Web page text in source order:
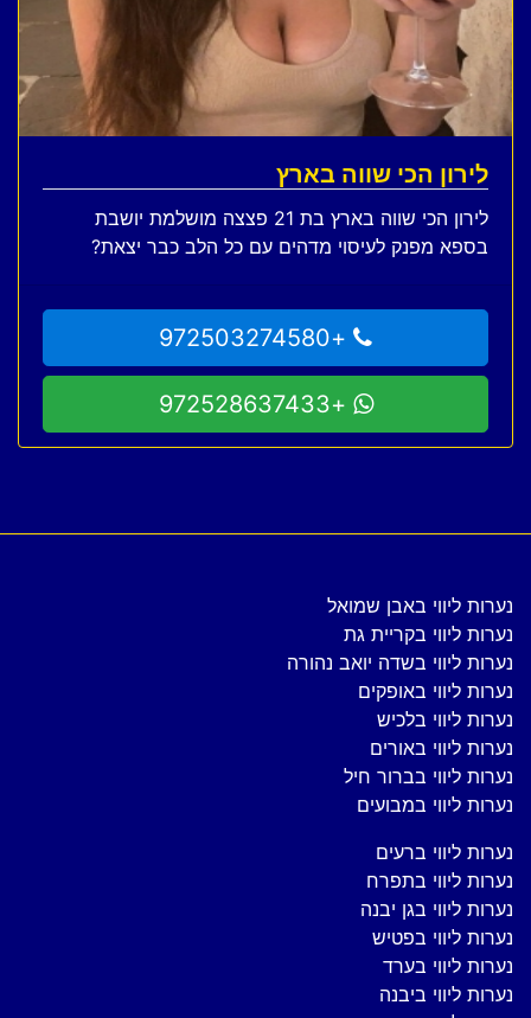
לירון הכי שווה בארץ
לירון הכי שווה בארץ בת 21 פצצה מושלמת יושבת
בספא מפנק לעיסוי מדהים עם כל הלב כבר יצאת?
+972503274580
+972528637433
נערות ליווי באבן שמואל
נערות ליווי בקריית גת
נערות ליווי בשדה יואב נהורה
נערות ליווי באופקים
נערות ליווי בלכיש
נערות ליווי באורים
נערות ליווי בברור חיל
נערות ליווי במבועים
נערות ליווי ברעים
נערות ליווי בתפרח
נערות ליווי בגן יבנה
נערות ליווי בפטיש
נערות ליווי בערד
נערות ליווי ביבנה